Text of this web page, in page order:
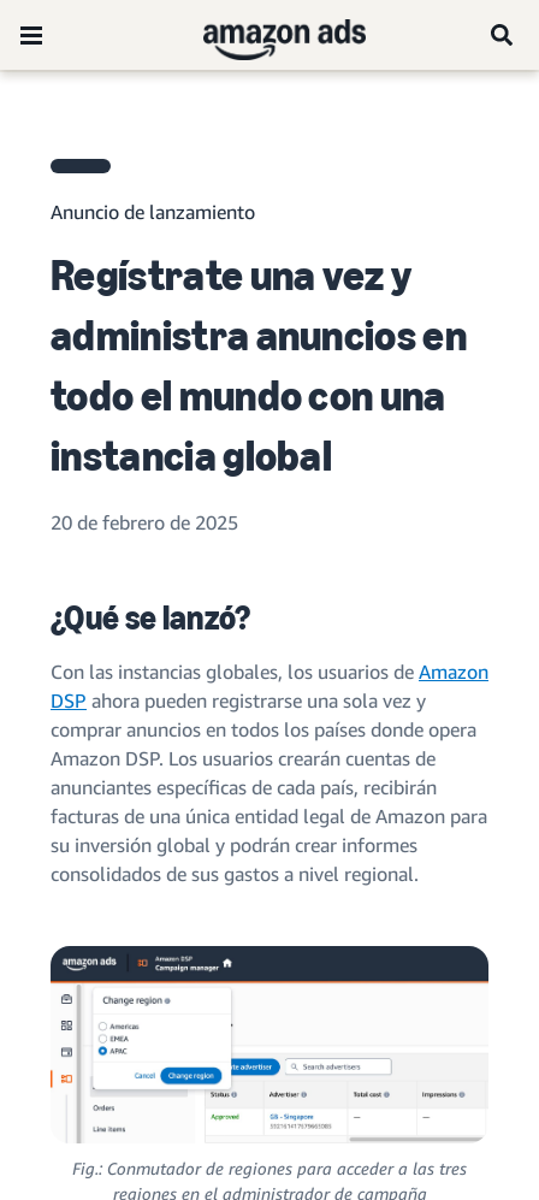
Anuncio de lanzamiento
Regístrate una vez y
administra anuncios en
todo el mundo con una
instancia global
20 de febrero de 2025
¿Qué se lanzó?
Con las instancias globales, los usuarios de Amazon
DSP ahora pueden registrarse una sola vez y
comprar anuncios en todos los países donde opera
Amazon DSP. Los usuarios crearán cuentas de
anunciantes específicas de cada país, recibirán
facturas de una única entidad legal de Amazon para
su inversión global y podrán crear informes
consolidados de sus gastos a nivel regional.
Fig.: Conmutador de regiones para acceder a las tres
regiones en el administrador de campaña